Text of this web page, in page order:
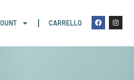
CARRELLO